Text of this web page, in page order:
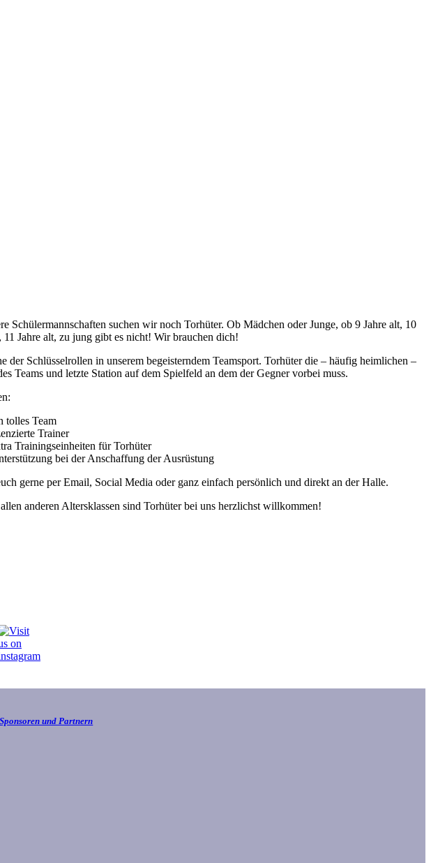
Schülermannschaften suchen wir noch Torhüter. Ob Mädchen oder Junge, ob 9 Jahre alt, 10
11 Jahre alt, zu jung gibt es nicht! Wir brauchen dich!
der Schlüsselrollen in unserem begeisterndem Teamsport. Torhüter die – häufig heimlichen –
Teams und letzte Station auf dem Spielfeld an dem der Gegner vorbei muss.
tolles Team
Trainer
Trainingseinheiten für Torhüter
bei der Anschaffung der Ausrüstung
gerne per Email, Social Media oder ganz einfach persönlich und direkt an der Halle.
anderen Altersklassen sind Torhüter bei uns herzlichst willkommen!
Sponsoren und Partnern